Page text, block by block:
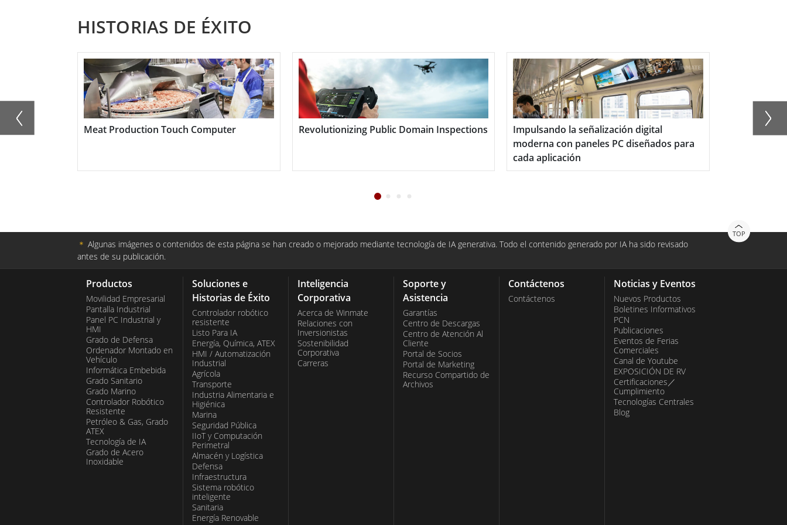
RAM, almacenamiento adicional o interfaces de E/S especializadas, esta placa integrada
Con su diseño robusto y sus componentes de calidad industrial, la placa integrada x86 está
diseñada para soportar las duras condiciones de los entornos industriales. Es resistente a
golpes, vibraciones y temperaturas extremas, lo que garantiza un funcionamiento fiable y
continuo en condiciones exigentes.
La placa Winmate x86 Embedded Board es ideal para una gran variedad de aplicaciones
industriales, como la automatización industrial, la visión artificial y los sistemas de
tiempo de inactividad, lo que en última instancia se traduce en un ahorro de costes y un
mayor rendimiento.
Winmate x86 Embedded Board es una solución informática fiable y flexible diseñada para
una amplia gama de aplicaciones industriales. Su avanzada potencia de procesamiento, su
conectividad de alta velocidad y sus opciones configurables la convierten en la opción ideal
para la automatización industrial, la visión artificial y los sistemas de transporte.
HISTORIAS DE ÉXITO
Meat Production Touch Computer Revolutionizing Public Domain Inspections
Impulsando la señalización digital
moderna con paneles PC diseñados para
cada aplicación
Bridge
TOP
＊ Algunas imágenes o contenidos de esta página se han creado o mejorado mediante tecnología de IA generativa. Todo el contenido generado por IA ha sido revisado
antes de su publicación.
Productos
Movilidad Empresarial
Pantalla Industrial
Panel PC Industrial y
HMI
Grado de Defensa
Ordenador Montado en
Vehículo
Informática Embebida
Grado Sanitario
Grado Marino
Controlador Robótico
Resistente
Petróleo & Gas, Grado
ATEX
Tecnología de IA
Grado de Acero
Inoxidable
Soluciones e
Historias de Éxito
Controlador robótico
resistente
Listo Para IA
Energía, Química, ATEX
HMI / Automatización
Industrial
Agrícola
Transporte
Industria Alimentaria e
Higiénica
Marina
Seguridad Pública
IIoT y Computación
Perimetral
Almacén y Logística
Defensa
Infraestructura
Sistema robótico
inteligente
Sanitaria
Energía Renovable
Inteligencia
Corporativa
Acerca de Winmate
Relaciones con
Inversionistas
Sostenibilidad
Corporativa
Carreras
Soporte y
Asistencia
Garantías
Centro de Descargas
Centro de Atención Al
Cliente
Portal de Socios
Portal de Marketing
Recurso Compartido de
Archivos
Contáctenos
Contáctenos
Noticias y Eventos
Nuevos Productos
Boletines Informativos
PCN
Publicaciones
Eventos de Ferias
Comerciales
Canal de Youtube
EXPOSICIÓN DE RV
Certificaciones／
Cumplimiento
Tecnologías Centrales
Blog